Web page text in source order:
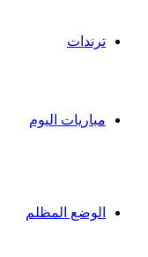
ترندات
مباريات اليوم
الوضع المظلم